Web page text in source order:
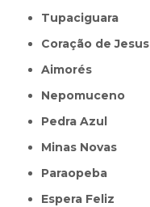
Tupaciguara
Coração de Jesus
Aimorés
Nepomuceno
Pedra Azul
Minas Novas
Paraopeba
Espera Feliz